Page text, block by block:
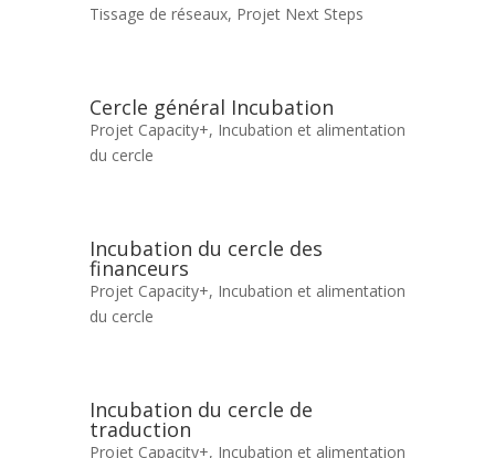
Tissage de réseaux, Projet Next Steps
Cercle général Incubation
Projet Capacity+, Incubation et alimentation
du cercle
Incubation du cercle des
financeurs
Projet Capacity+, Incubation et alimentation
du cercle
Incubation du cercle de
traduction
Projet Capacity+, Incubation et alimentation